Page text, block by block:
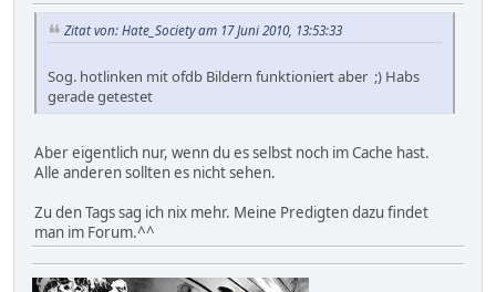
Zitat von: Hate_Society am 17 Juni 2010, 13:53:33
Sog. hotlinken mit ofdb Bildern funktioniert aber ;) Habs
gerade getestet
Aber eigentlich nur, wenn du es selbst noch im Cache hast.
Alle anderen sollten es nicht sehen.
Zu den Tags sag ich nix mehr. Meine Predigten dazu findet
man im Forum.^^